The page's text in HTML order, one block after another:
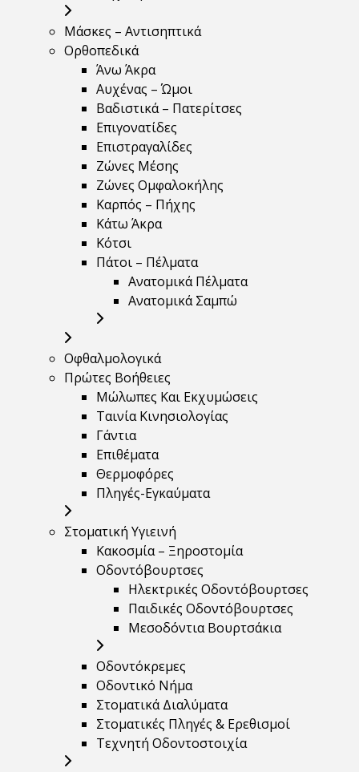
Μάσκες – Αντισηπτικά
Ορθοπεδικά
Άνω Άκρα
Αυχένας – Ώμοι
Βαδιστικά – Πατερίτσες
Επιγονατίδες
Επιστραγαλίδες
Ζώνες Μέσης
Ζώνες Ομφαλοκήλης
Καρπός – Πήχης
Κάτω Άκρα
Κότσι
Πάτοι – Πέλματα
Ανατομικά Πέλματα
Ανατομικά Σαμπώ
Οφθαλμολογικά
Πρώτες Βοήθειες
Μώλωπες Και Εκχυμώσεις
Ταινία Κινησιολογίας
Γάντια
Επιθέματα
Θερμοφόρες
Πληγές-Εγκαύματα
Στοματική Υγιεινή
Κακοσμία – Ξηροστομία
Οδοντόβουρτσες
Ηλεκτρικές Οδοντόβουρτσες
Παιδικές Οδοντόβουρτσες
Μεσοδόντια Βουρτσάκια
Οδοντόκρεμες
Οδοντικό Νήμα
Στοματικά Διαλύματα
Στοματικές Πληγές & Ερεθισμοί
Τεχνητή Οδοντοστοιχία